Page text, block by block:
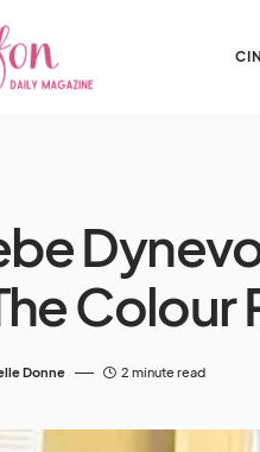
Colour
Donne 2 minute read